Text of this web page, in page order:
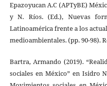
Epazoyucan A.C (APTyBE)
y N. Ríos. (Ed.), Nuevas
Latinoamérica frente a los
medioambientales. (pp. 90-98).
Bartra, Armando (2019).
sociales en México” en Isidro